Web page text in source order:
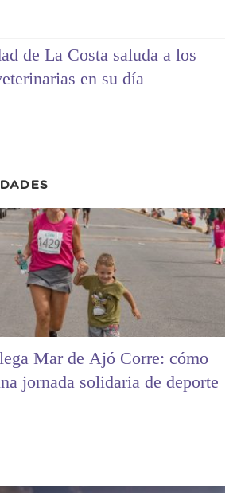
de La Costa saluda a los
en su día
Mar de Ajó Corre: cómo
jornada solidaria de deporte